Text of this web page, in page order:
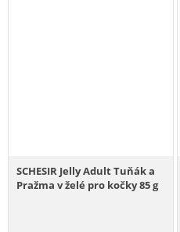
SCHESIR Jelly Adult Tuňák a
Pražma v želé pro kočky 85 g